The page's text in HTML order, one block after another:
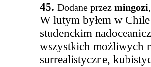
45. Dodane przez mingozi
W lutym byłem w
studenckim
wszystkich możliwych
surrealistyczne,